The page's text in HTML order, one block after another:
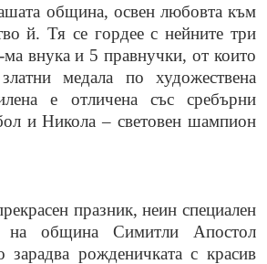
община, освен любовта към
й. Тя се гордее с нейните три
внука и 5 правнучки, от които
медала по художествена
е отличена със сребърни
и Никола – световен шампион
празник, неин специален
на община Симитли Апостол
зарадва рожденичката с красив